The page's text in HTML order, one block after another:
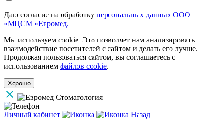
Даю согласие на обработку персональных данных ООО
«МЦСМ «Евромед.
Мы используем cookie. Это позволяет нам анализировать
взаимодействие посетителей с сайтом и делать его лучше.
Продолжая пользоваться сайтом, вы соглашаетесь с
использованием файлов cookie.
Хорошо
Личный кабинет
Назад